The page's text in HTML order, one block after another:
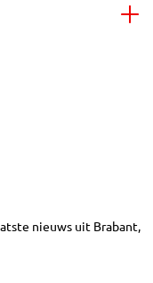
nieuws uit Brabant,